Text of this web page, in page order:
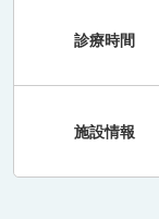
診療時間
施設情報